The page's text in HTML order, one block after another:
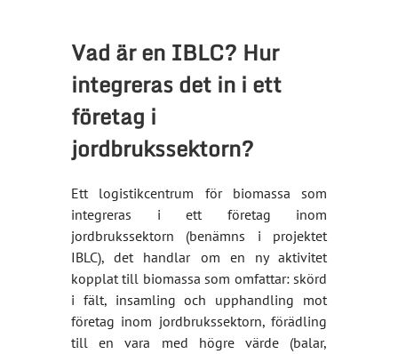
Vad är en IBLC? Hur
integreras det in i ett
företag i
jordbrukssektorn?
Ett logistikcentrum för biomassa som
integreras i ett företag inom
jordbrukssektorn (benämns i projektet
IBLC), det handlar om en ny aktivitet
kopplat till biomassa som omfattar: skörd
i fält, insamling och upphandling mot
företag inom jordbrukssektorn, förädling
till en vara med högre värde (balar,